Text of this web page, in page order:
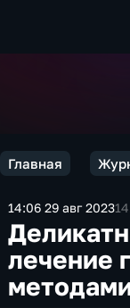
Главная
14:06 29 авг 2023
лечение